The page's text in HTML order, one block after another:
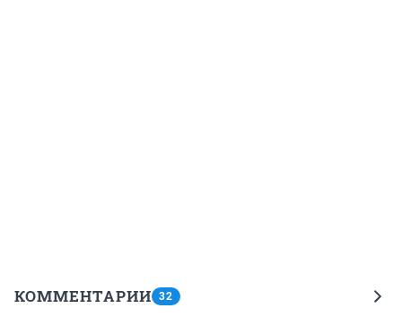
КОММЕНТАРИИ 32